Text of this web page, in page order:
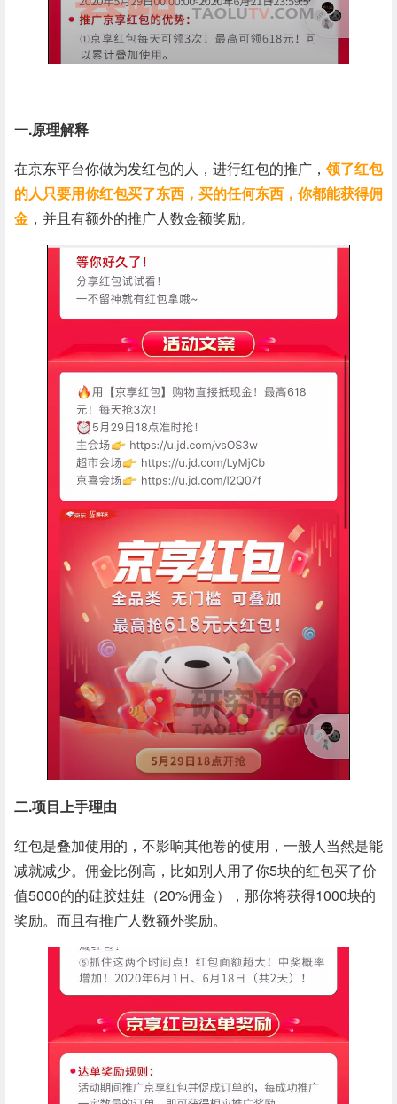
一.原理解释
在京东平台你做为发红包的人，进行红包的推广， 领了红包
的人只要用你红包买了东西，买的任何东西，你都能获得佣
金 ，并且有额外的推广人数金额奖励。
二.项目上手理由
红包是叠加使用的，不影响其他卷的使用，一般人当然是能
减就减少。佣金比例高，比如别人用了你5块的红包买了价
值5000的的硅胶娃娃（20%佣金），那你将获得1000块的
奖励。而且有推广人数额外奖励。